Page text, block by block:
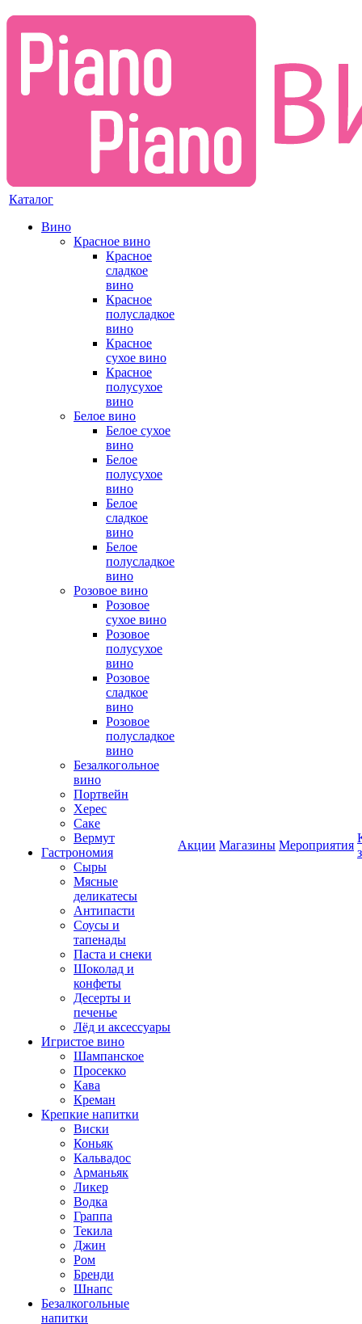
Каталог
Вино
Красное вино
Красное
сладкое
вино
Красное
полусладкое
вино
Красное
сухое вино
Красное
полусухое
вино
Белое вино
Белое сухое
вино
Белое
полусухое
вино
Белое
сладкое
вино
Белое
полусладкое
вино
Розовое вино
Розовое
сухое вино
Розовое
полусухое
вино
Розовое
сладкое
вино
Розовое
полусладкое
вино
Безалкогольное
вино
Портвейн
Херес
Саке
Вермут
Гастрономия
Сыры
Мясные
деликатесы
Антипасти
Соусы и
тапенады
Паста и снеки
Шоколад и
конфеты
Десерты и
печенье
Лёд и аксессуары
Игристое вино
Шампанское
Просекко
Кава
Креман
Крепкие напитки
Виски
Коньяк
Кальвадос
Арманьяк
Ликер
Водка
Граппа
Текила
Джин
Ром
Бренди
Шнапс
Безалкогольные
напитки
Акции Магазины Мероприятия